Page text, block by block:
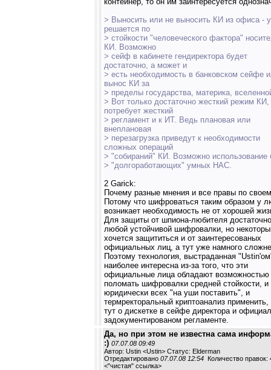
> Выносить или не выносить КИ из офиса -
решается по
> стойкости "человеческого фактора"
КИ. Возможно
> сейф в кабинете гендиректора будет
достаточно, а может и
> есть необходимость в банковском сейфе
вынос КИ за
> пределы государства, материка,
> Вот только достаточно жесткий режим КИ,
потребует жесткий
> регламент и к ИТ. Ведь плановая или
внеплановая
> перезагрузка приведут к необходимости
сложных операций
> "собираний" КИ. Возможно использование
> "долгоработающих" умных НАС.
2 Garick:
Почему разные мнения и все правы по
Потому что шифроваться таким образом у
возникает необходимость не от хорошей
Для защиты от шпиона-любителя достаточно
любой устойчивой шифровалки, но
хочется защититься и от заинтересованых
официальных лиц, а тут уже намного
Поэтому технология, выстраданная
наиболее интересна из-за того, что эти
официальные лица обладают возможностью
поломать шифровалки средней стойкости, и
юридически всех "на уши поставить", и
термректоральный криптоанализ
тут о дискетке в сейфе директора и
задокументированом регламенте.
Да, но при этом не известна сама
:) 07.07.08 09:49
Автор: Ustin <Ustin> Статус: Elderman
Отредактировано 07.07.08 12:54 Количество правок:
<"чистая" ссылка>